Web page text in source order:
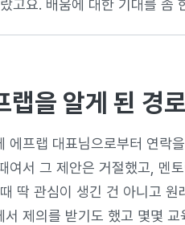
고요. 배움에 대한 기대를 좀
랩을 알게 된 경
에프랩 대표님으로부터 연락
여서 그 제안은 거절했고, 멘
딱 관심이 생긴 건 아니고
서 제의를 받기도 했고 몇몇